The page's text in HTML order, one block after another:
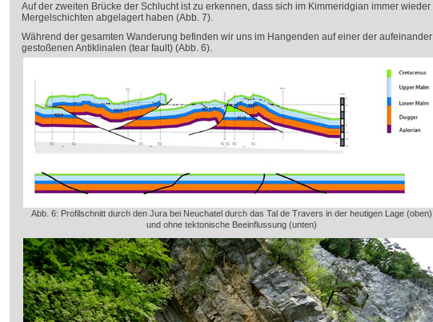
Auf der zweiten Brücke der Schlucht ist zu erkennen, dass sich im Kimmeridgian immer wieder
Mergelschichten abgelagert haben (Abb. 7).
Während der gesamten Wanderung befinden wir uns im Hangenden auf einer der aufeinander
gestoßenen Antiklinalen (tear fault) (Abb. 6).
Abb. 6: Profilschnitt durch den Jura bei Neuchatel durch das Tal de Travers in der heutigen Lage (oben)
und ohne tektonische Beeinflussung (unten)